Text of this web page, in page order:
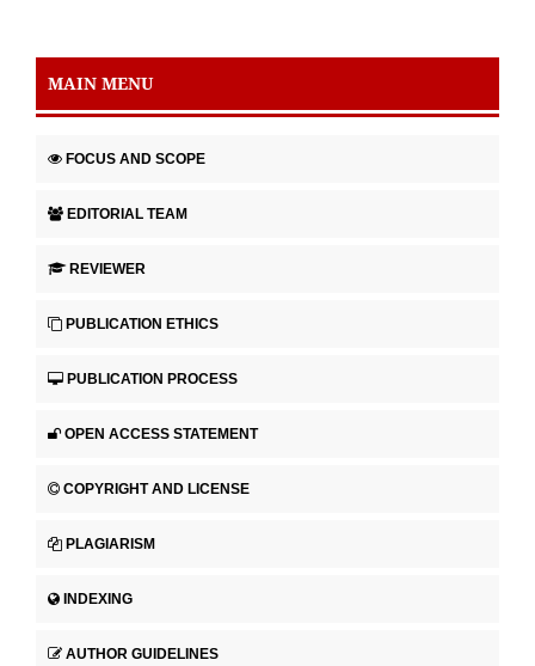
MAIN MENU
FOCUS AND SCOPE
EDITORIAL TEAM
REVIEWER
PUBLICATION ETHICS
PUBLICATION PROCESS
OPEN ACCESS STATEMENT
COPYRIGHT AND LICENSE
PLAGIARISM
INDEXING
AUTHOR GUIDELINES